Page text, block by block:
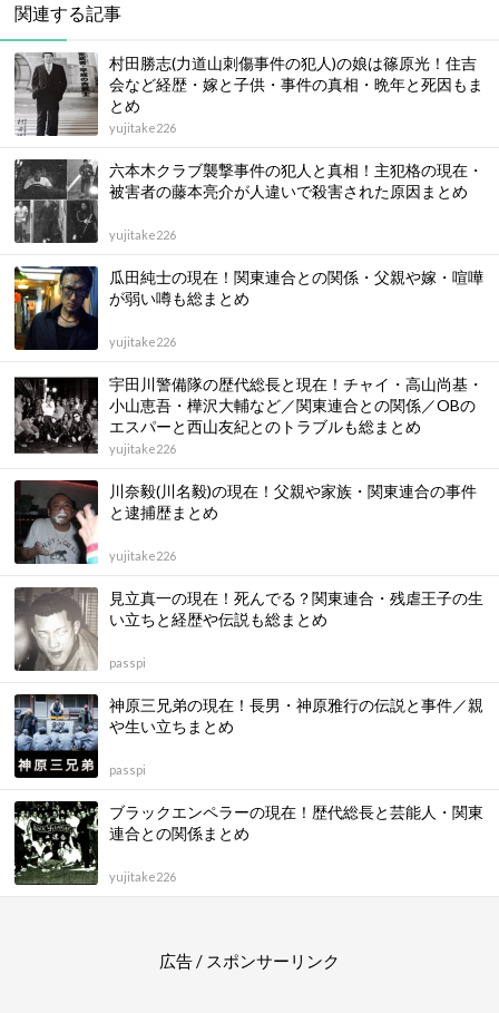
関連する記事
村田勝志(力道山刺傷事件の犯人)の娘は篠原光！住吉
会など経歴・嫁と子供・事件の真相・晩年と死因もま
とめ
yujitake226
六本木クラブ襲撃事件の犯人と真相！主犯格の現在・
被害者の藤本亮介が人違いで殺害された原因まとめ
yujitake226
瓜田純士の現在！関東連合との関係・父親や嫁・喧嘩
が弱い噂も総まとめ
yujitake226
宇田川警備隊の歴代総長と現在！チャイ・高山尚基・
小山恵吾・樺沢大輔など／関東連合との関係／OBの
エスパーと西山友紀とのトラブルも総まとめ
yujitake226
川奈毅(川名毅)の現在！父親や家族・関東連合の事件
と逮捕歴まとめ
yujitake226
見立真一の現在！死んでる？関東連合・残虐王子の生
い立ちと経歴や伝説も総まとめ
passpi
神原三兄弟の現在！長男・神原雅行の伝説と事件／親
や生い立ちまとめ
passpi
ブラックエンペラーの現在！歴代総長と芸能人・関東
連合との関係まとめ
yujitake226
広告 / スポンサーリンク